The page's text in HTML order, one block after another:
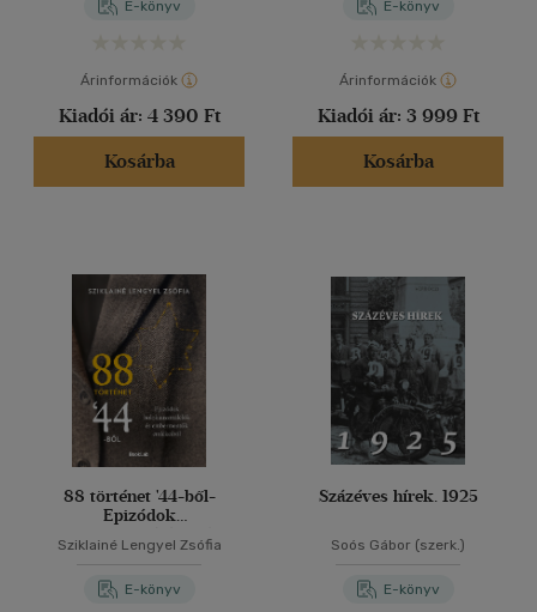
Vélemény szerint
(49)
E-könyv
Árinformációk
Kiadói ár: 4 390 Ft
Kosárba
E-könyv
Árinformációk
Kiadói ár: 3 999 Ft
Kosárba
88 történet '44-ből-
Epizódok
holokauszttúlélők és
embermentők emlékeiből
Sziklainé Lengyel Zsófia
E-könyv
Százéves hírek. 1925
Soós Gábor (szerk.)
E-könyv